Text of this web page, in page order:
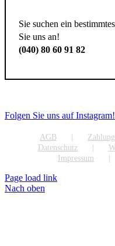
Sie suchen ein
Sie uns an!
(040) 80 60 91 82
Folgen Sie uns auf Instagram!
AGB
Datenschutz
Impressum
Page load link
Nach oben